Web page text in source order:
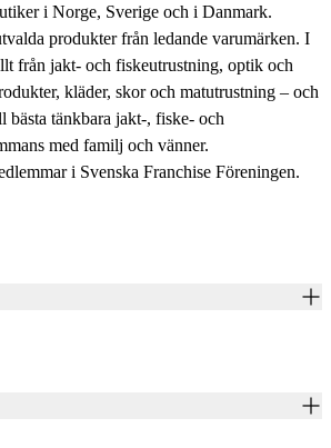
i Norge, Sverige och i Danmark.
produkter från ledande varumärken. I
från jakt- och fiskeutrustning, optik och
kläder, skor och matutrustning – och
bästa tänkbara jakt-, fiske- och
med familj och vänner.
i Svenska Franchise Föreningen.